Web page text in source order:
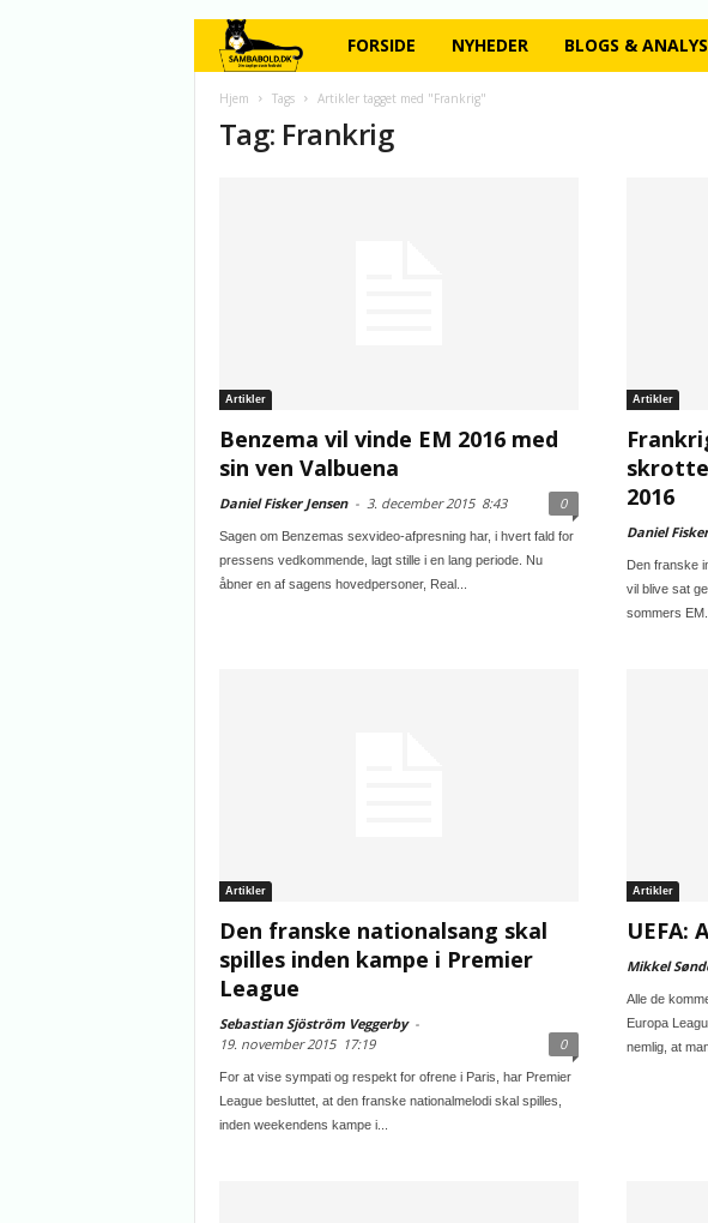
FORSIDE NYHEDER BLOGS &
Hjem Tags Artikler tagget med "Frankrig"
Tag: Frankrig
Artikler
Benzema vil vinde EM 2016 med
sin ven Valbuena
Daniel Fisker Jensen - 3. december 20158:43 0
Sagen om Benzemas sexvideo-afpresning har, i hvert fald for
pressens vedkommende, lagt stille i en lang periode. Nu
åbner en af sagens hovedpersoner, Real...
Artikler
2016
Daniel
Den franske
vil blive sat
sommers
Artikler
Den franske nationalsang skal
spilles inden kampe i Premier
League
Sebastian Sjöström Veggerby -
19. november 201517:19 0
For at vise sympati og respekt for ofrene i Paris, har Premier
League besluttet, at den franske nationalmelodi skal spilles,
inden weekendens kampe i...
Artikler
UEFA:
Mikkel
Alle de
Europa
nemlig, at